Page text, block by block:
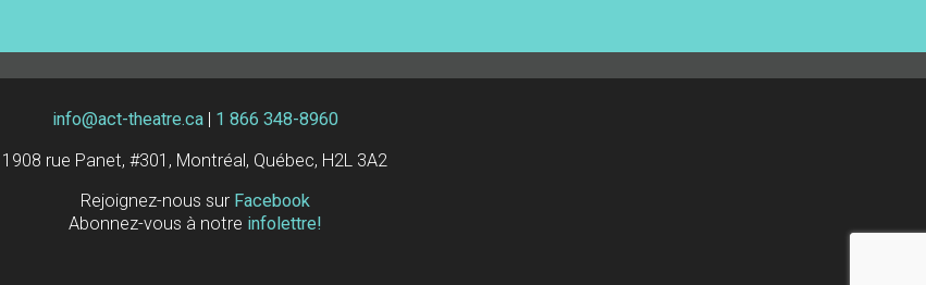
info@act-theatre.ca| 1 866 348-8960
1908 rue Panet, #301, Montréal, Québec, H2L 3A2
Rejoignez-nous sur Facebook
Abonnez-vous à notre infolettre!